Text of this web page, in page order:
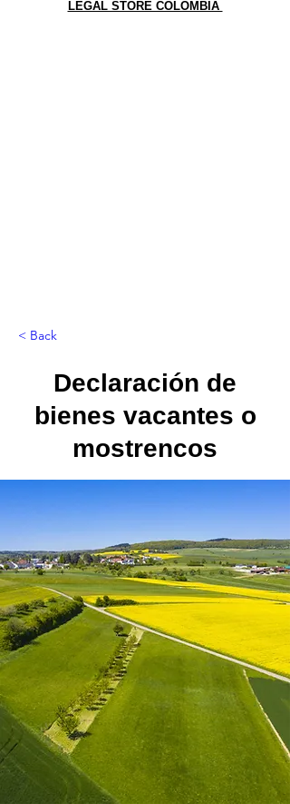
LEGAL STORE COLOMBIA
< Back
Declaración de
bienes vacantes o
mostrencos